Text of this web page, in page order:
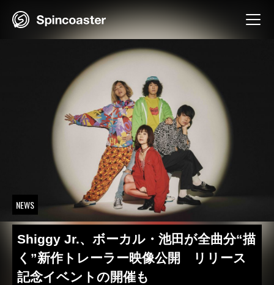
NEWS
Shiggy Jr.、ボーカル・池田が全曲分“描
く”新作トレーラー映像公開 リリース
記念イベントの開催も